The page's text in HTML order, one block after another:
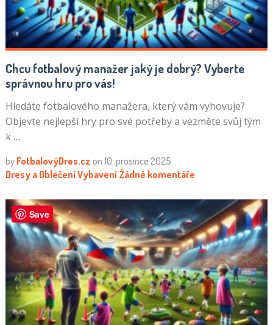
Chcu fotbalový manažer jaký je dobrý? Vyberte
správnou hru pro vás!
Hledáte fotbalového manažera, který vám vyhovuje?
Objevte nejlepší hry pro své potřeby a vezměte svůj tým
k …
by FotbalovýDres.cz on 10. prosince 2025
Dresy a OblečeníVybavení Žádné komentáře
Save